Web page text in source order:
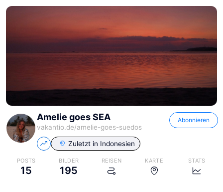
Amelie goes SEA
vakantio.de/amelie-goes-suedos
Abonnieren
Zuletzt in Indonesien
POSTS
15
BILDER
195
REISEN KARTE STATS